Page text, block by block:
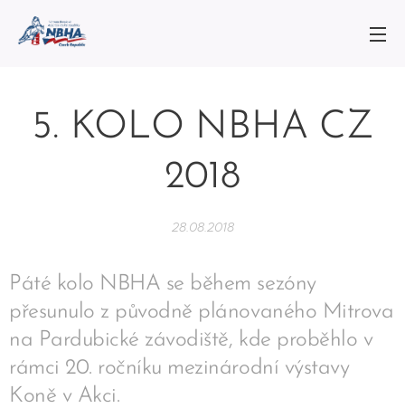
5. KOLO NBHA CZ
2018
28.08.2018
Páté kolo NBHA se během sezóny
přesunulo z původně plánovaného Mitrova
na Pardubické závodiště, kde proběhlo v
rámci 20. ročníku mezinárodní výstavy
Koně v Akci.